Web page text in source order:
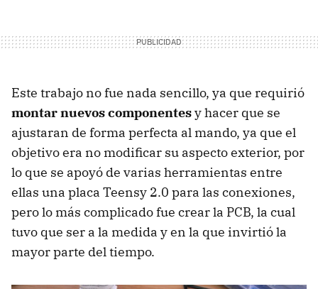
Este trabajo no fue nada sencillo, ya que requirió
montar nuevos componentesy hacer que se
ajustaran de forma perfecta al mando, ya que el
objetivo era no modificar su aspecto exterior, por
lo que se apoyó de varias herramientas entre
ellas una placa Teensy 2.0 para las conexiones,
pero lo más complicado fue crear la PCB, la cual
tuvo que ser a la medida y en la que invirtió la
mayor parte del tiempo.